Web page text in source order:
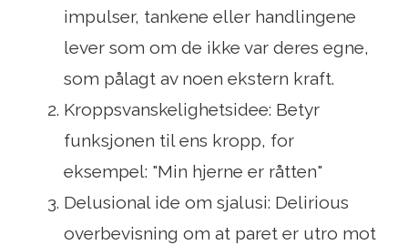
impulser, tankene eller handlingene
lever som om de ikke var deres egne,
som pålagt av noen ekstern kraft.
Kroppsvanskelighetsidee: Betyr
funksjonen til ens kropp, for
eksempel: "Min hjerne er råtten"
Delusional ide om sjalusi: Delirious
overbevisning om at paret er utro mot